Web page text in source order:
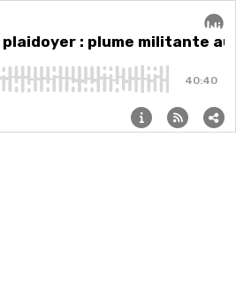
plaidoyer : plume militante au
: plume militante
40:40